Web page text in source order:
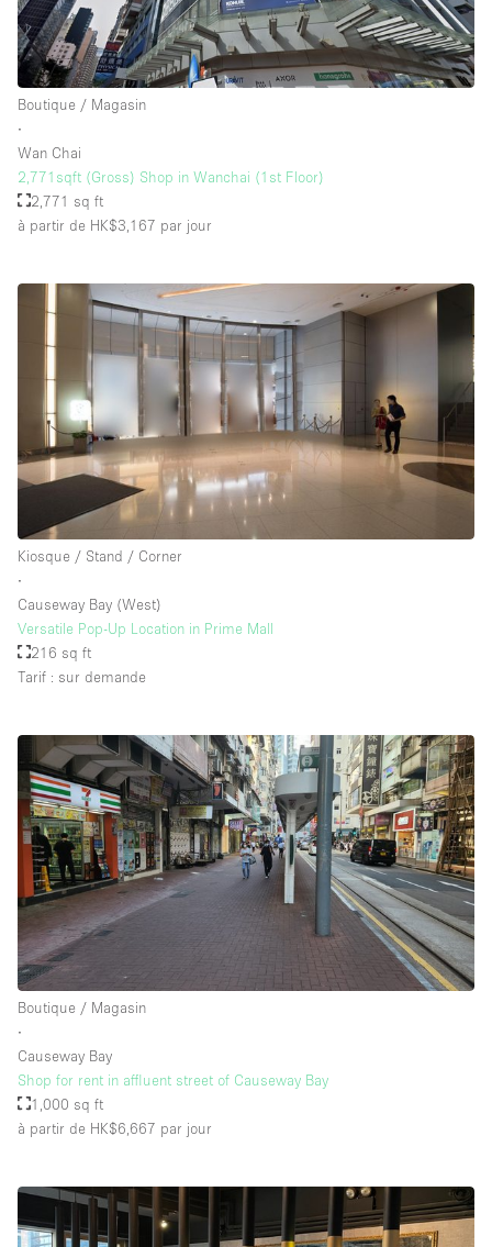
Boutique / Magasin
∙
Wan Chai
2,771sqft (Gross) Shop in Wanchai (1st Floor)
2,771 sq ft
à partir de HK$3,167 par jour
Kiosque / Stand / Corner
∙
Causeway Bay (West)
Versatile Pop-Up Location in Prime Mall
216 sq ft
Tarif : sur demande
Boutique / Magasin
∙
Causeway Bay
Shop for rent in affluent street of Causeway Bay
1,000 sq ft
à partir de HK$6,667 par jour